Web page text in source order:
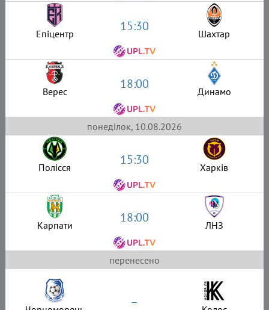
Епіцентр 15:30 Шахтар
Верес 18:00 Динамо
понеділок, 10.08.2026
Полісся 15:30 Харків
Карпати 18:00 ЛНЗ
перенесено
–